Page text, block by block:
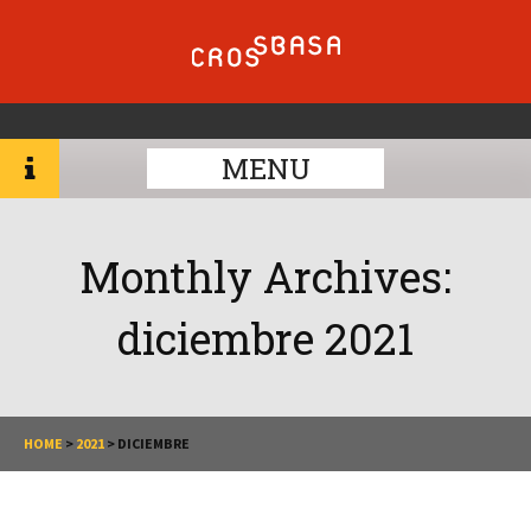
MENU
Monthly Archives:
diciembre 2021
HOME > 2021 > DICIEMBRE